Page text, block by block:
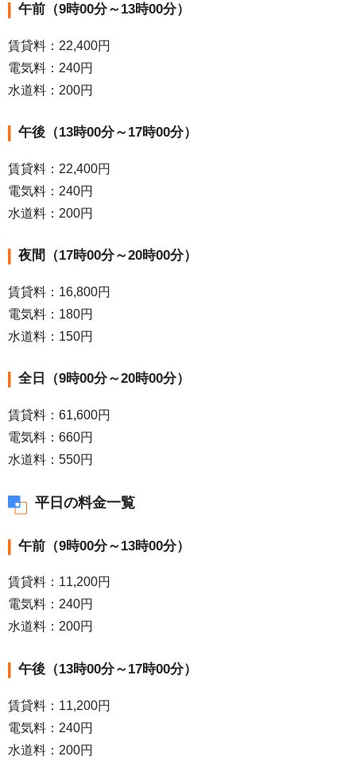
午前（9時00分～13時00分）
賃貸料：22,400円
電気料：240円
水道料：200円
午後（13時00分～17時00分）
賃貸料：22,400円
電気料：240円
水道料：200円
夜間（17時00分～20時00分）
賃貸料：16,800円
電気料：180円
水道料：150円
全日（9時00分～20時00分）
賃貸料：61,600円
電気料：660円
水道料：550円
平日の料金一覧
午前（9時00分～13時00分）
賃貸料：11,200円
電気料：240円
水道料：200円
午後（13時00分～17時00分）
賃貸料：11,200円
電気料：240円
水道料：200円